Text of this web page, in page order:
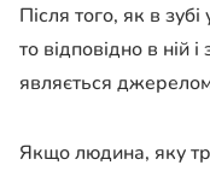
Після того, як в
то відповідно в ній
являється джерелом
Якщо людина, яку